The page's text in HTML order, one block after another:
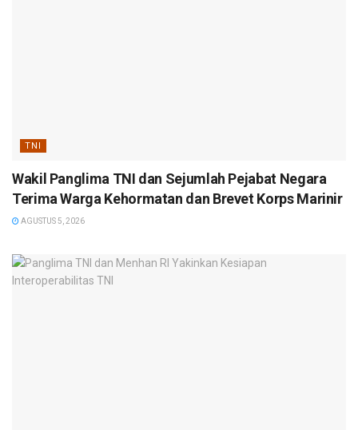
TNI
Wakil Panglima TNI dan Sejumlah Pejabat Negara
Terima Warga Kehormatan dan Brevet Korps Marinir
AGUSTUS 5, 2026